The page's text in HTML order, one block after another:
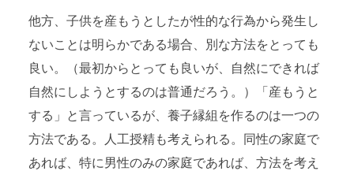
他方、子供を産もうとしたが性的な行為から発生し
ないことは明らかである場合、別な方法をとっても
良い。（最初からとっても良いが、自然にできれば
自然にしようとするのは普通だろう。）「産もうと
する」と言っているが、養子縁組を作るのは一つの
方法である。人工授精も考えられる。同性の家庭で
あれば、特に男性のみの家庭であれば、方法を考え